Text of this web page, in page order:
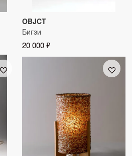
OBJCT
Бигзи
20 000 ₽